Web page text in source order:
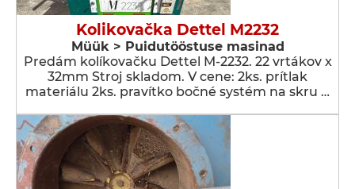
Kolikovačka Dettel M2232
Müük > Puidutööstuse masinad
Predám kolíkovačku Dettel M-2232. 22 vrtákov x
32mm Stroj skladom. V cene: 2ks. prítlak
materiálu 2ks. pravítko bočné systém na skru …